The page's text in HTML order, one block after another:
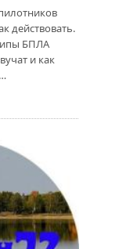
действовать.
БПЛА
и как